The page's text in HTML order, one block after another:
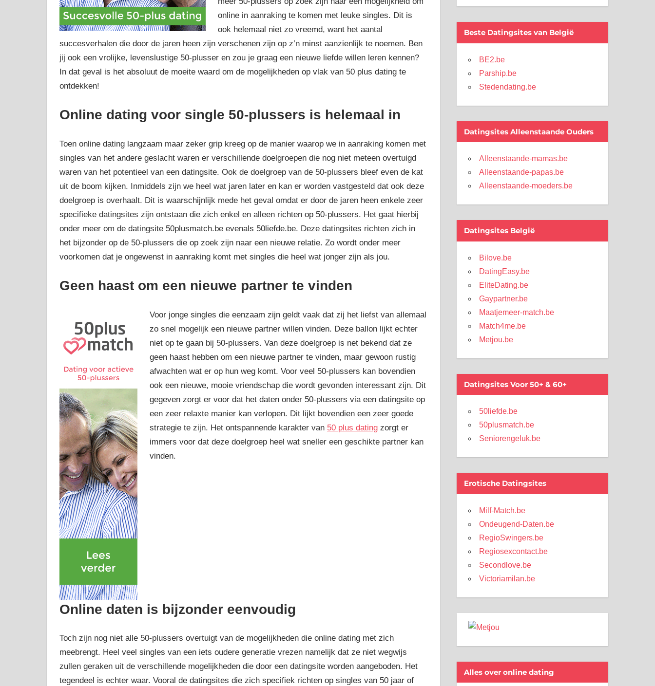
online in aanraking te komen met leuke singles. Dit is
ook helemaal niet zo vreemd, want het aantal
succesverhalen die door de jaren heen zijn verschenen zijn op z’n minst aanzienlijk te noemen. Ben
jij ook een vrolijke, levenslustige 50-plusser en zou je graag een nieuwe liefde willen leren kennen?
In dat geval is het absoluut de moeite waard om de mogelijkheden op vlak van 50 plus dating te
ontdekken!
Online dating voor single 50-plussers is helemaal in
Toen online dating langzaam maar zeker grip kreeg op de manier waarop we in aanraking komen met
singles van het andere geslacht waren er verschillende doelgroepen die nog niet meteen overtuigd
waren van het potentieel van een datingsite. Ook de doelgroep van de 50-plussers bleef even de kat
uit de boom kijken. Inmiddels zijn we heel wat jaren later en kan er worden vastgesteld dat ook deze
doelgroep is overhaalt. Dit is waarschijnlijk mede het geval omdat er door de jaren heen enkele zeer
specifieke datingsites zijn ontstaan die zich enkel en alleen richten op 50-plussers. Het gaat hierbij
onder meer om de datingsite 50plusmatch.be evenals 50liefde.be. Deze datingsites richten zich in
het bijzonder op de 50-plussers die op zoek zijn naar een nieuwe relatie. Zo wordt onder meer
voorkomen dat je ongewenst in aanraking komt met singles die heel wat jonger zijn als jou.
Geen haast om een nieuwe partner te vinden
Voor jonge singles die eenzaam zijn geldt vaak dat zij het liefst van allemaal
zo snel mogelijk een nieuwe partner willen vinden. Deze ballon lijkt echter
niet op te gaan bij 50-plussers. Van deze doelgroep is net bekend dat ze
geen haast hebben om een nieuwe partner te vinden, maar gewoon rustig
afwachten wat er op hun weg komt. Voor veel 50-plussers kan bovendien
ook een nieuwe, mooie vriendschap die wordt gevonden interessant zijn. Dit
gegeven zorgt er voor dat het daten onder 50-plussers via een datingsite op
een zeer relaxte manier kan verlopen. Dit lijkt bovendien een zeer goede
strategie te zijn. Het ontspannende karakter van 50 plus dating zorgt er
immers voor dat deze doelgroep heel wat sneller een geschikte partner kan
vinden.
Online daten is bijzonder eenvoudig
Toch zijn nog niet alle 50-plussers overtuigt van de mogelijkheden die online dating met zich
meebrengt. Heel veel singles van een iets oudere generatie vrezen namelijk dat ze niet wegwijs
zullen geraken uit de verschillende mogelijkheden die door een datingsite worden aangeboden. Het
tegendeel is echter waar. Vooral de datingsites die zich specifiek richten op singles van 50 jaar of
Beste Datingsites van België
BE2.be
Parship.be
Stedendating.be
Datingsites Alleenstaande Ouders
Alleenstaande-mamas.be
Alleenstaande-papas.be
Alleenstaande-moeders.be
Datingsites België
Bilove.be
DatingEasy.be
EliteDating.be
Gaypartner.be
Maatjemeer-match.be
Match4me.be
Metjou.be
Datingsites Voor 50+ & 60+
50liefde.be
50plusmatch.be
Seniorengeluk.be
Erotische Datingsites
Milf-Match.be
Ondeugend-Daten.be
RegioSwingers.be
Regiosexcontact.be
Secondlove.be
Victoriamilan.be
Alles over online dating